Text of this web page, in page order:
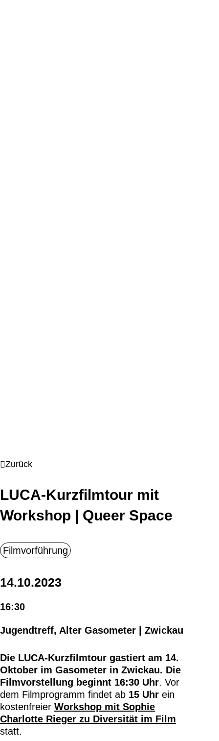
Zurück
LUCA-Kurzfilmtour mit
Workshop | Queer Space
14.10.2023
16:30
Jugendtreff, Alter Gasometer | Zwickau
Die LUCA-Kurzfilmtour gastiert am 14.
Oktober im Gasometer in Zwickau. Die
Filmvorstellung beginnt 16:30 Uhr. Vor
dem Filmprogramm findet ab 15 Uhr ein
kostenfreier Workshop mit Sophie
Charlotte Rieger zu Diversität im Film
statt.